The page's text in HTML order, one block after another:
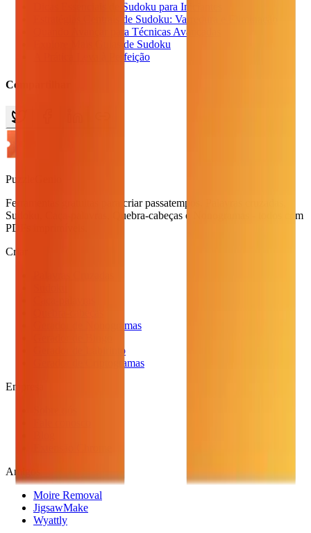
Dicas Essenciais de Sudoku para Iniciantes
Estratégias Centrais de Sudoku: Varredura e Eliminação
Quando Avançar para Técnicas Avançadas
Explore Mais Guias de Sudoku
A Prática Leva à Perfeição
Compartilhar
PuzzleGenio
Ferramentas gratuitas para criar passatempos. Palavras cruzadas,
Sudoku, Caça-palavras, Quebra-cabeças e Nonogramas - todos com
PDFs imprimíveis.
Criar
Gerador de Nonogramas
Gerador de Labirinto
Gerador de Criptogramas
Empresa
Amigos
Moire Removal
JigsawMake
Wyattly